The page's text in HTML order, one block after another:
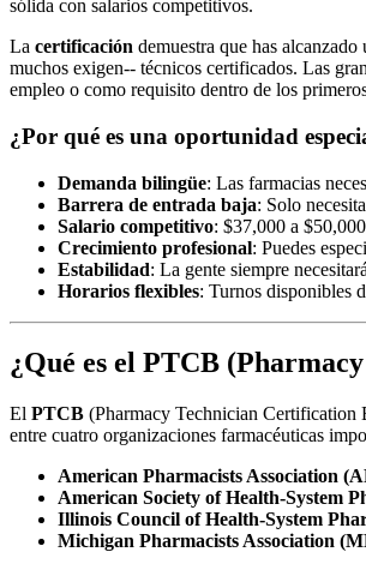
sólida con salarios competitivos.
La certificación demuestra que has
muchos exigen-- técnicos certificados. Las
empleo o como requisito dentro de los
¿Por qué es una oportunidad
Demanda bilingüe: Las farmacias
Barrera de entrada baja: Solo
Salario competitivo: $37,000 a
Crecimiento profesional: Puedes
Estabilidad: La gente siempre
Horarios flexibles: Turnos disponibles
¿Qué es el PTCB
El PTCB (Pharmacy Technician Certification
entre cuatro organizaciones farmacéuticas
American Pharmacists Association
American Society of Health-System
Illinois Council of Health-System
Michigan Pharmacists Association